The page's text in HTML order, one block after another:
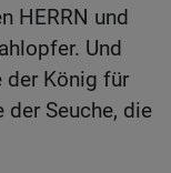
HERRN und
Und
der König für
der Seuche, die